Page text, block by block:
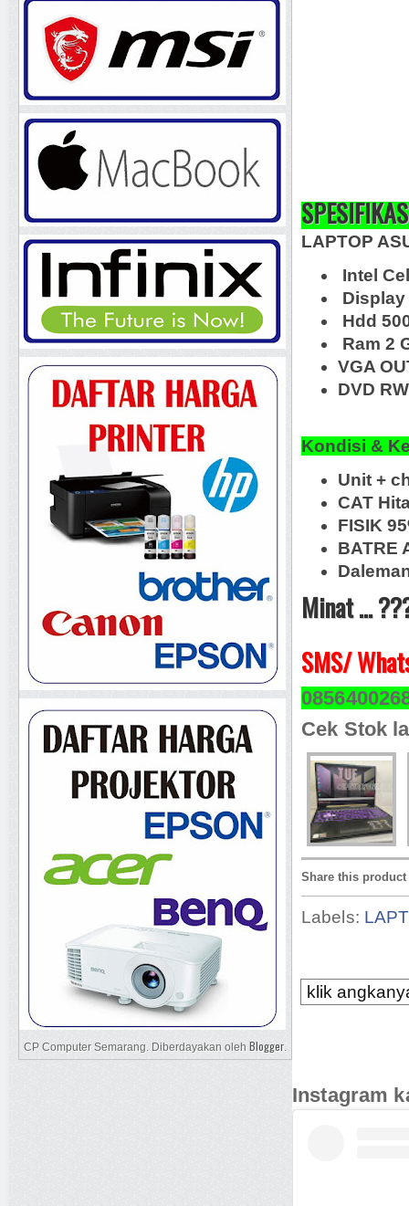
LAPTOP
Intel
Display
Hdd
Ram 2
VGA
DVD
Kondisi &
Unit +
CAT
FISIK
BATRE
Minat ...
SMS/
Cek Stok
Share this product
Labels:
klik
Instagram
CP Computer Semarang. Diberdayakan oleh Blogger.